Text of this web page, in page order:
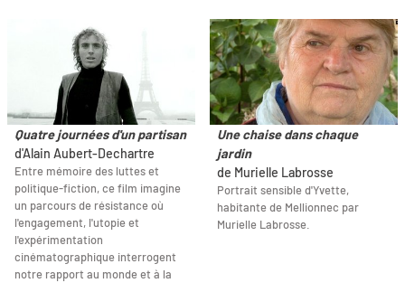
Quatre journées d'un partisan
d'Alain Aubert-Dechartre
Entre mémoire des luttes et
politique-fiction, ce film imagine
un parcours de résistance où
l'engagement, l'utopie et
l'expérimentation
cinématographique interrogent
notre rapport au monde et à la
Une chaise dans chaque
jardin
de Murielle Labrosse
Portrait sensible d'Yvette,
habitante de Mellionnec par
Murielle Labrosse.